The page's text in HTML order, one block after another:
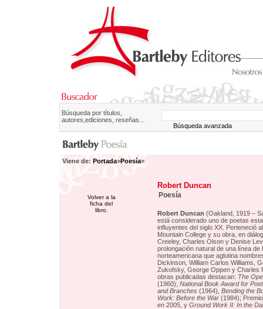
Búsqueda por títulos,
autores,ediciones, reseñas...
Búsqueda avanzada
Viene de: Portada>Poesía>
Robert Duncan
Poesía
Robert Duncan (Oakland, 1919 –
está considerado uno de poetas
influyentes del siglo XX. Perteneció
Mountain College y su obra, en
Creeley, Charles Olson y Denise
prolongación natural de una línea de
norteamericana que aglutina
Dickinson, William Carlos Williams,
Zukofsky, George Oppen y Charles
obras publicadas destacan: The
(1960); National Book Award for
and Branches(1964), Bending the
Work: Before the War (1984);
en 2005, y Ground Work II: In the
Volver a la
ficha del
libro.